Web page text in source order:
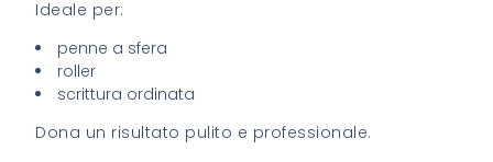
Ideale per:
penne a sfera
roller
scrittura ordinata
Dona un risultato pulito e professionale.